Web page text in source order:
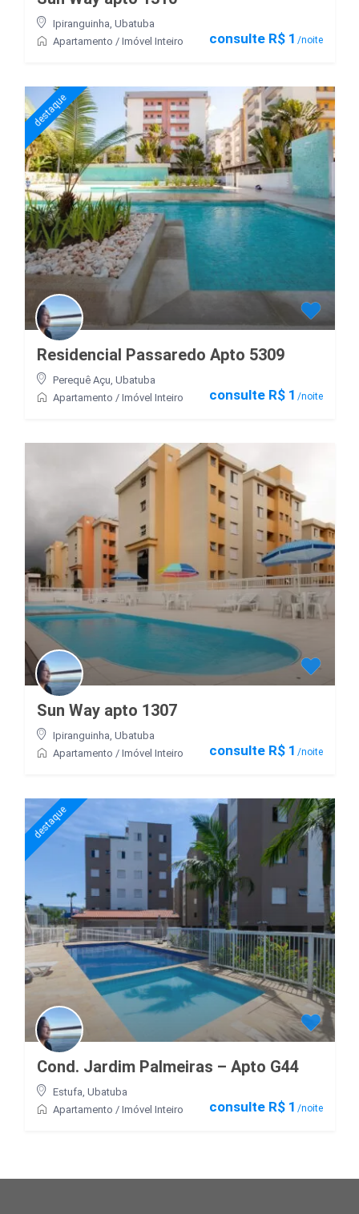
consulte R$ 1 /noite
Ipiranguinha Ubatuba
Apartamento / Imóvel Inteiro
destaque
consulte R$ 1 /noite
Residencial Passaredo Apto 5309
Perequê Açu Ubatuba
Apartamento / Imóvel Inteiro
consulte R$ 1 /noite
Sun Way apto 1307
Ipiranguinha, Ubatuba
Apartamento / Imóvel Inteiro
destaque
consulte R$ 1 /noite
Cond. Jardim Palmeiras – Apto G44
Estufa, Ubatuba
Apartamento / Imóvel Inteiro